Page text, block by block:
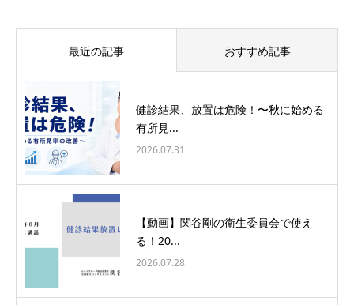
最近の記事 おすすめ記事
健診結果、放置は危険！〜秋に始める
有所見...
2026.07.31
【動画】関谷剛の衛生委員会で使え
る！20...
2026.07.28